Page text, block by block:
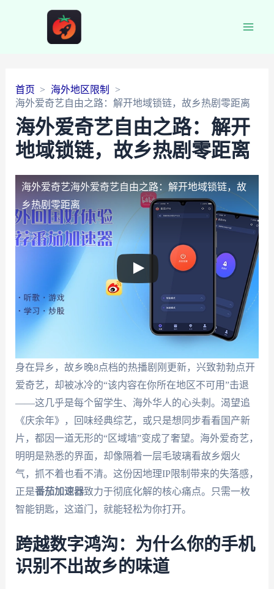
首页
海外地区限制
海外爱奇艺自由之路：解开地域锁链，故乡热剧零距离
海外爱奇艺自由之路：解开
地域锁链，故乡热剧零距离
海外爱奇艺海外爱奇艺自由之路：解开地域锁链，故
乡热剧零距离
身在异乡，故乡晚8点档的热播剧刚更新，兴致勃勃点开
爱奇艺，却被冰冷的“该内容在你所在地区不可用”击退
——这几乎是每个留学生、海外华人的心头刺。渴望追
《庆余年》，回味经典综艺，或只是想同步看看国产新
片，都因一道无形的“区域墙”变成了奢望。海外爱奇艺，
明明是熟悉的界面，却像隔着一层毛玻璃看故乡烟火
气，抓不着也看不清。这份因地理IP限制带来的失落感，
正是番茄加速器致力于彻底化解的核心痛点。只需一枚
智能钥匙，这道门，就能轻松为你打开。
跨越数字鸿沟：为什么你的手机
识别不出故乡的味道